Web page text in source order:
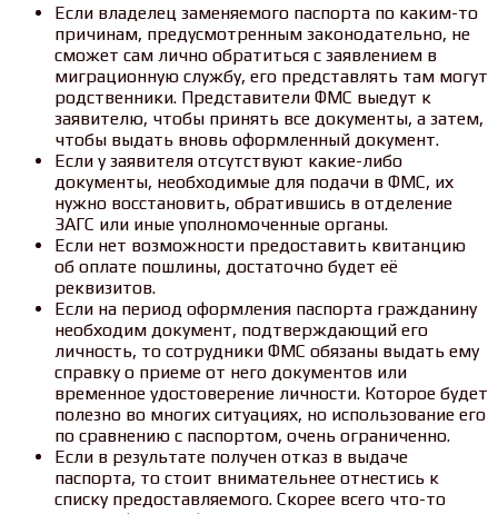
Если владелец заменяемого паспорта по каким-то
причинам, предусмотренным законодательно, не
сможет сам лично обратиться с заявлением в
миграционную службу, его представлять там могут
родственники. Представители ФМС выедут к
заявителю, чтобы принять все документы, а затем,
чтобы выдать вновь оформленный документ.
Если у заявителя отсутствуют какие-либо
документы, необходимые для подачи в ФМС, их
нужно восстановить, обратившись в отделение
ЗАГС или иные уполномоченные органы.
Если нет возможности предоставить квитанцию
об оплате пошлины, достаточно будет её
реквизитов.
Если на период оформления паспорта гражданину
необходим документ, подтверждающий его
личность, то сотрудники ФМС обязаны выдать ему
справку о приеме от него документов или
временное удостоверение личности. Которое будет
полезно во многих ситуациях, но использование его
по сравнению с паспортом, очень ограниченно.
Если в результате получен отказ в выдаче
паспорта, то стоит внимательнее отнестись к
списку предоставляемого. Скорее всего что-то